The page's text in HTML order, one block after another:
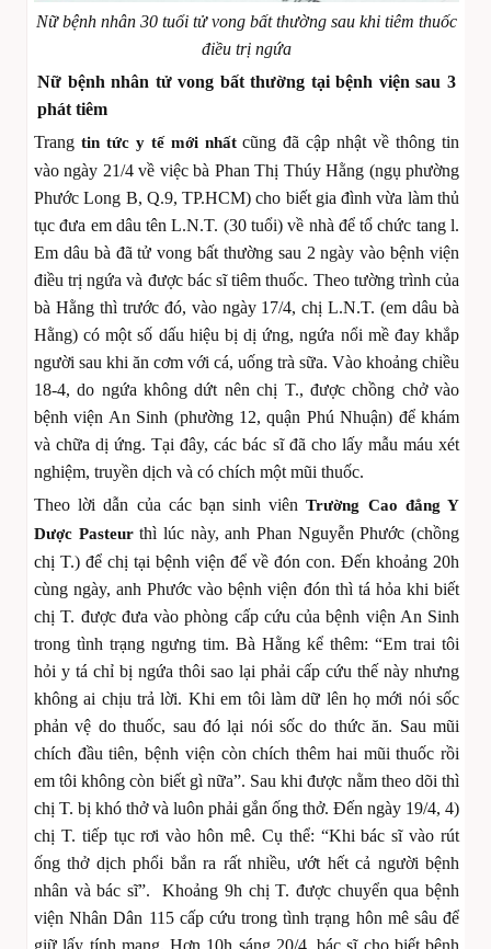
Nữ bệnh nhân 30 tuổi tử vong bất thường sau khi tiêm thuốc
điều trị ngứa
Nữ bệnh nhân tử vong bất thường tại bệnh viện sau 3
phát tiêm
Trang tin tức y tế mới nhấtcũng đã cập nhật về thông tin
vào ngày 21/4 về việc bà Phan Thị Thúy Hằng (ngụ phường
Phước Long B, Q.9, TP.HCM) cho biết gia đình vừa làm thủ
tục đưa em dâu tên L.N.T. (30 tuổi) về nhà để tổ chức tang l.
Em dâu bà đã tử vong bất thường sau 2 ngày vào bệnh viện
điều trị ngứa và được bác sĩ tiêm thuốc. Theo tường trình của
bà Hằng thì trước đó, vào ngày 17/4, chị L.N.T. (em dâu bà
Hằng) có một số dấu hiệu bị dị ứng, ngứa nổi mề đay khắp
người sau khi ăn cơm với cá, uống trà sữa. Vào khoảng chiều
18-4, do ngứa không dứt nên chị T., được chồng chở vào
bệnh viện An Sinh (phường 12, quận Phú Nhuận) để khám
và chữa dị ứng. Tại đây, các bác sĩ đã cho lấy mẫu máu xét
nghiệm, truyền dịch và có chích một mũi thuốc.
Theo lời dẫn của các bạn sinh viênTrường Cao đẳng Y
Dược Pasteurthì lúc này, anh Phan Nguyễn Phước (chồng
chị T.) để chị tại bệnh viện để về đón con. Đến khoảng 20h
cùng ngày, anh Phước vào bệnh viện đón thì tá hỏa khi biết
chị T. được đưa vào phòng cấp cứu của bệnh viện An Sinh
trong tình trạng ngưng tim. Bà Hằng kể thêm: “Em trai tôi
hỏi y tá chỉ bị ngứa thôi sao lại phải cấp cứu thế này nhưng
không ai chịu trả lời. Khi em tôi làm dữ lên họ mới nói sốc
phản vệ do thuốc, sau đó lại nói sốc do thức ăn. Sau mũi
chích đầu tiên, bệnh viện còn chích thêm hai mũi thuốc rồi
em tôi không còn biết gì nữa”. Sau khi được nằm theo dõi thì
chị T. bị khó thở và luôn phải gắn ống thở. Đến ngày 19/4, 4)
chị T. tiếp tục rơi vào hôn mê. Cụ thể: “Khi bác sĩ vào rút
ống thở dịch phổi bắn ra rất nhiều, ướt hết cả người bệnh
nhân và bác sĩ”. Khoảng 9h chị T. được chuyển qua bệnh
viện Nhân Dân 115 cấp cứu trong tình trạng hôn mê sâu để
giữ lấy tính mạng. Hơn 10h sáng 20/4, bác sĩ cho biết bệnh